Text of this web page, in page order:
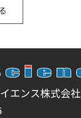
エンス株式会社